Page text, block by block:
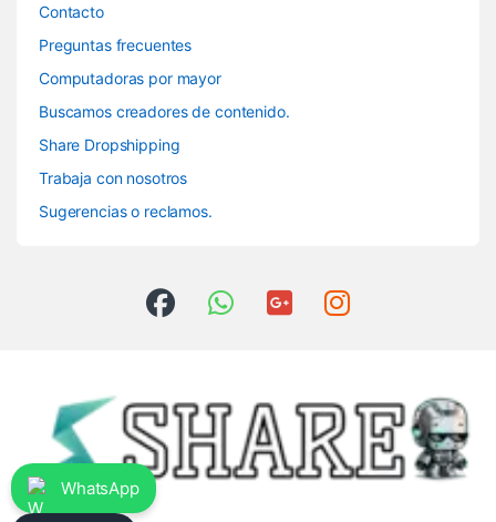
Contacto
Preguntas frecuentes
Computadoras por mayor
Buscamos creadores de contenido.
Share Dropshipping
Trabaja con nosotros
Sugerencias o reclamos.
WhatsApp